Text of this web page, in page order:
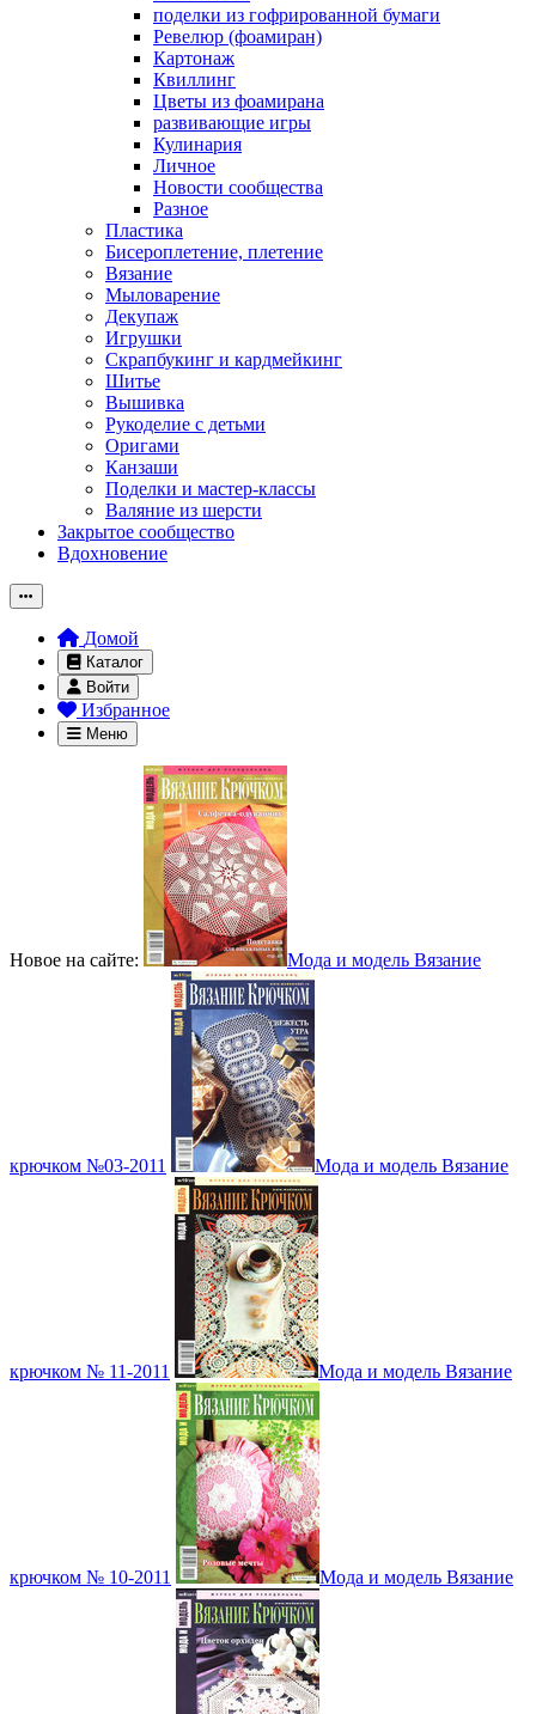
поделки из гофрированной бумаги
Ревелюр (фоамиран)
Картонаж
Квиллинг
Цветы из фоамирана
развивающие игры
Кулинария
Личное
Новости сообщества
Разное
Пластика
Бисероплетение, плетение
Вязание
Мыловарение
Декупаж
Игрушки
Скрапбукинг и кардмейкинг
Шитье
Вышивка
Рукоделие с детьми
Оригами
Канзаши
Поделки и мастер-классы
Валяние из шерсти
Закрытое сообщество
Вдохновение
Домой
Каталог
Войти
Избранное
Меню
Новое на сайте: Мода и модель Вязание
крючком №03-2011 Мода и модель Вязание
крючком № 11-2011 Мода и модель Вязание
крючком № 10-2011 Мода и модель Вязание